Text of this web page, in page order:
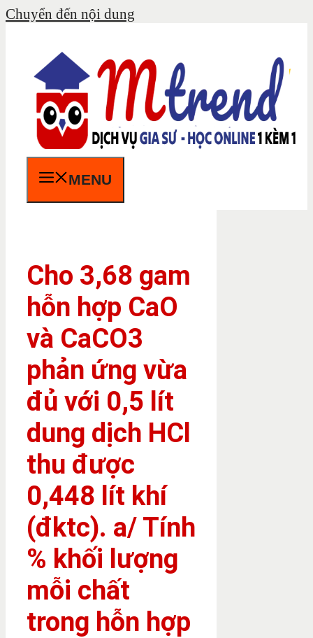
Chuyển đến nội dung
MENU
Cho 3,68 gam
hỗn hợp CaO
và CaCO3
phản ứng vừa
đủ với 0,5 lít
dung dịch HCl
thu được
0,448 lít khí
(đktc). a/ Tính
% khối lượng
mỗi chất
trong hỗn hợp